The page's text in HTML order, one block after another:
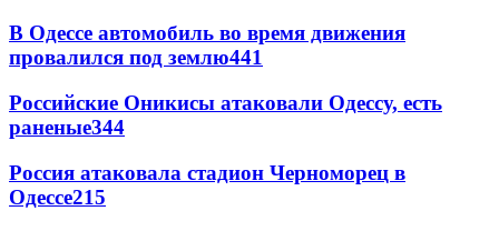
В Одессе автомобиль во время движения
провалился под землю441
Российские Оникисы атаковали Одессу, есть
раненые344
Россия атаковала стадион Черноморец в
Одессе215